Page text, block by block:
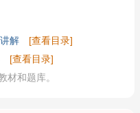
解
[查看目录]
[查看目录]
材和题库。